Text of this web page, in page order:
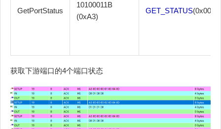
GetPortStatus
10100011B
(0xA3)
GET_STATUS(0x00)
获取下游端口的4个端口状态